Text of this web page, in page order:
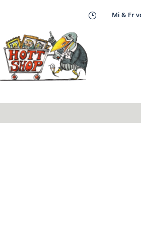
} Mi & Fr